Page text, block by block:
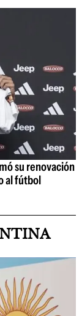
su renovación
al fútbol